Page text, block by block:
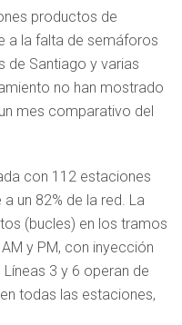
productos de
a la falta de semáforos
de Santiago y varias
no han mostrado
mes comparativo del
con 112 estaciones
un 82% de la red. La
(bucles) en los tramos
y PM, con inyección
3 y 6 operan de
todas las estaciones,